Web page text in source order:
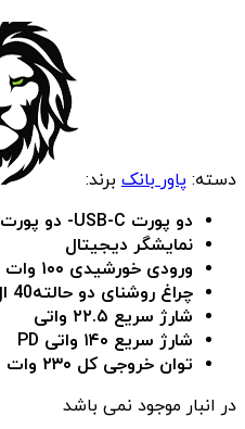
دسته: پاور بانک برند:
دو پورت USB-C-
دو پورت USB-A
نمایشگر دیجیتال
ورودی خورشیدی ۱۰۰ وات
چراغ روشنای دو حالته40 ال ای دی
شارژ سریع ۲۲.۵ واتی
شارژ سریع ۱۴۰ واتی PD
توان خروجی کل ۲۳۰ وات
در انبار موجود نمی باشد